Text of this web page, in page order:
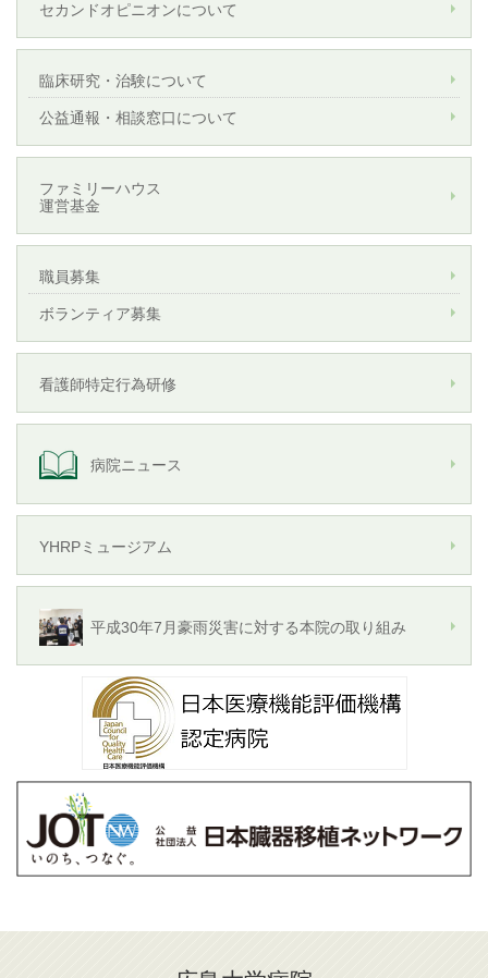
セカンドオピニオンについて
臨床研究・治験について
公益通報・相談窓口について
ファミリーハウス
運営基金
職員募集
ボランティア募集
看護師特定行為研修
病院ニュース
YHRPミュージアム
平成30年7月豪雨災害に対する本院の取り組み